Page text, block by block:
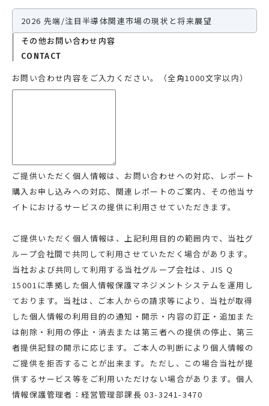
2026 先端/注目半導体関連市場の現状と将来展望
その他お問い合わせ内容
CONTACT
お問い合わせ内容をご入力ください。（全角1000文字以内）
ご提供いただく個人情報は、お問い合わせへの対応、レポート
購入お申し込みへの対応、関連レポートのご案内、その他当サ
イトにおけるサービスの提供に利用させていただきます。
ご提供いただく個人情報は、上記利用目的の範囲内で、当社グ
ループ会社間で共同して利用させていただく場合があります。
当社および共同して利用する当社グループ会社は、JIS Q
15001に準拠した個人情報保護マネジメントシステムを運用し
ております。当社は、ご本人からの請求等により、当社が取得
した個人情報の利用目的の通知・開示・内容の訂正・追加また
は削除・利用の停止・消去または第三者への提供の停止、第三
者提供記録の開示に応じます。ご本人の判断により個人情報の
ご提供を拒否することが出来ます。ただし、この場合当社が提
供するサービス等をご利用いただけない場合があります。個人
情報保護管理者：経営管理部課長 03-3241-3470